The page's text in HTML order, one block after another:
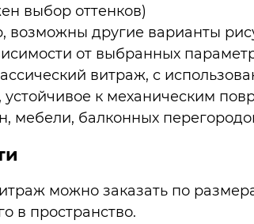
выбор оттенков)
возможны другие варианты
от выбранных
витраж, с
устойчивое к механическим
мебели, балконных
можно заказать по
в пространство.